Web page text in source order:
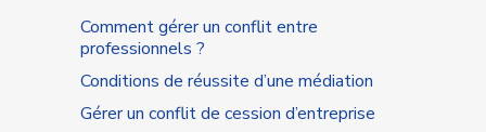
Comment gérer un conflit entre
professionnels ?
Conditions de réussite d’une médiation
Gérer un conflit de cession d’entreprise